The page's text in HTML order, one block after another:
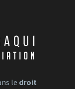
le droit